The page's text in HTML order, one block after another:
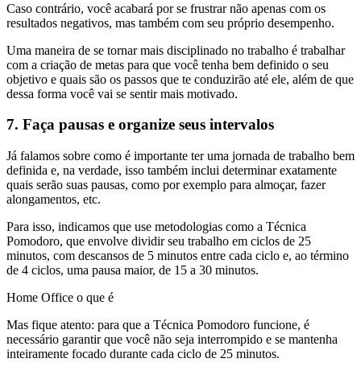
Caso contrário, você acabará por se frustrar não apenas com os
resultados negativos, mas também com seu próprio desempenho.
Uma maneira de se tornar mais disciplinado no trabalho é trabalhar
com a criação de metas para que você tenha bem definido o seu
objetivo e quais são os passos que te conduzirão até ele, além de que
dessa forma você vai se sentir mais motivado.
7. Faça pausas e organize seus intervalos
Já falamos sobre como é importante ter uma jornada de trabalho bem
definida e, na verdade, isso também inclui determinar exatamente
quais serão suas pausas, como por exemplo para almoçar, fazer
alongamentos, etc.
Para isso, indicamos que use metodologias como a Técnica
Pomodoro, que envolve dividir seu trabalho em ciclos de 25
minutos, com descansos de 5 minutos entre cada ciclo e, ao término
de 4 ciclos, uma pausa maior, de 15 a 30 minutos.
Home Office o que é
Mas fique atento: para que a Técnica Pomodoro funcione, é
necessário garantir que você não seja interrompido e se mantenha
inteiramente focado durante cada ciclo de 25 minutos.